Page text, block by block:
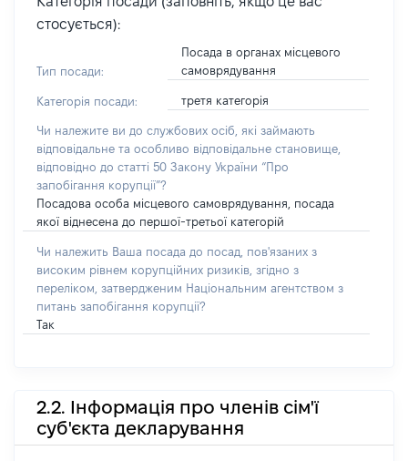
стосується):
Тип посади:
Посада в органах місцевого
самоврядування
Категорія посади: третя категорія
Чи належите ви до службових осіб, які займають
відповідальне та особливо відповідальне становище,
відповідно до статті 50 Закону України “Про
запобігання корупції”?
Посадова особа місцевого самоврядування, посада
якої віднесена до першої-третьої категорій
Чи належить Ваша посада до посад, пов'язаних з
високим рівнем корупційних ризиків, згідно з
переліком, затвердженим Національним агентством з
питань запобігання корупції?
Так
2.2. Інформація про членів сім'ї
суб'єкта декларування